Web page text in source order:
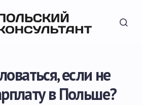
если не
в Польше?